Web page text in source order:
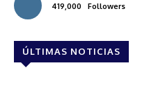
419,000 Followers
ÚLTIMAS NOTICIAS